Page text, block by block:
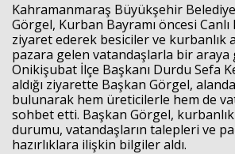
Kahramanmaraş Büyükşehir
Görgel, Kurban Bayramı öncesi Canlı
ziyaret ederek besiciler ve kurbanlık
pazara gelen vatandaşlarla bir araya
Onikişubat İlçe Başkanı Durdu Sefa
aldığı ziyarette Başkan Görgel,
bulunarak hem üreticilerle hem de
sohbet etti. Başkan Görgel, kurbanlık
durumu, vatandaşların talepleri ve
hazırlıklara ilişkin bilgiler aldı.